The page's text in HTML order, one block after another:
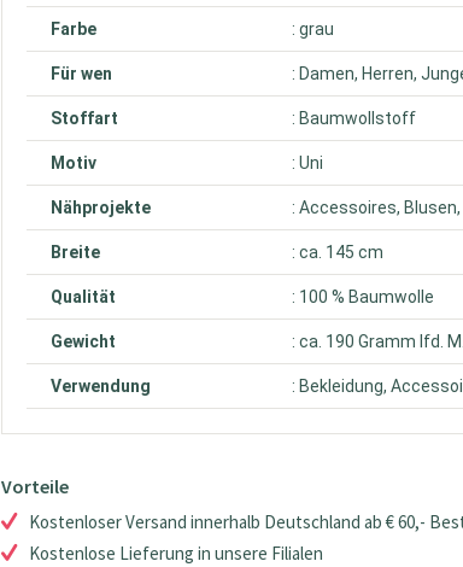
Farbe : grau
Für wen : Damen, Herren,
Stoffart : Baumwollstoff
Motiv : Uni
Nähprojekte : Accessoires,
Breite : ca. 145 cm
Qualität : 100 % Baumwolle
Gewicht : ca. 190 Gramm lfd. M.
Verwendung : Bekleidung,
Vorteile
Kostenloser Versand innerhalb Deutschland ab € 60,-
Kostenlose Lieferung in unsere Filialen